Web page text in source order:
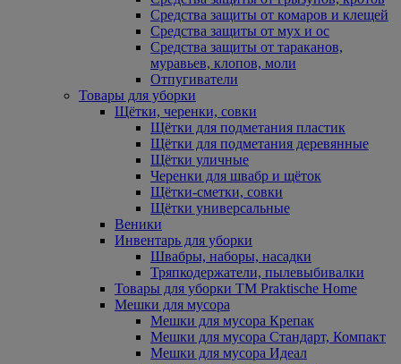
Средства защиты от комаров и клещей
Средства защиты от мух и ос
Средства защиты от тараканов,
муравьев, клопов, моли
Отпугиватели
Товары для уборки
Щётки, черенки, совки
Щётки для подметания пластик
Щётки для подметания деревянные
Щётки уличные
Черенки для швабр и щёток
Щётки-сметки, совки
Щётки универсальные
Веники
Инвентарь для уборки
Швабры, наборы, насадки
Тряпкодержатели, пылевыбивалки
Товары для уборки ТМ Praktische Home
Мешки для мусора
Мешки для мусора Крепак
Мешки для мусора Стандарт, Компакт
Мешки для мусора Идеал